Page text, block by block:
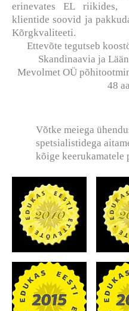
erinevates EL riikides,
klientide soovid ja
Kõrgkvaliteeti.
Ettevõte tegutseb
Skandinaavia ja
Mevolmet OÜ
48
Võtke meiega
spetsialistidega
kõige keerukamatele